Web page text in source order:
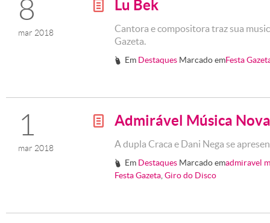
8
mar 2018
g Lu Bek
Cantora e compositora traz sua
Gazeta.
# Em Destaques Marcado emFesta
1
mar 2018
g Admirável Música Nova
A dupla Craca e Dani Nega se
# Em Destaques Marcado emadmiravel
Festa Gazeta Giro do Disco